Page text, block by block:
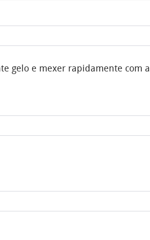
gelo e mexer rapidamente com a